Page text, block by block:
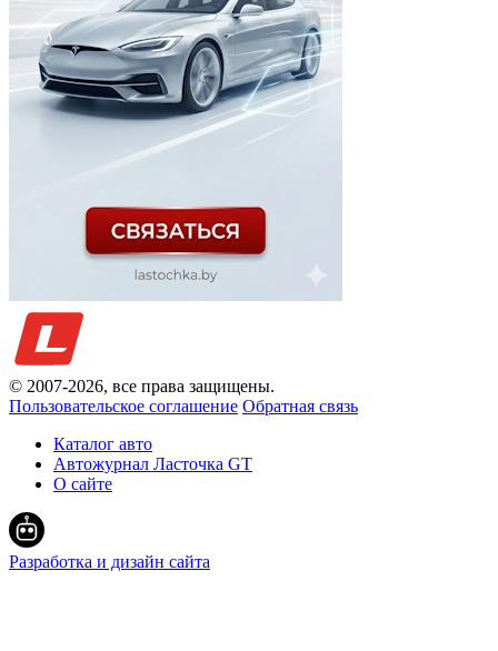
© 2007-2026, все права защищены.
Пользовательское соглашение Обратная связь
Каталог авто
Автожурнал Ласточка GT
О сайте
Разработка и дизайн сайта